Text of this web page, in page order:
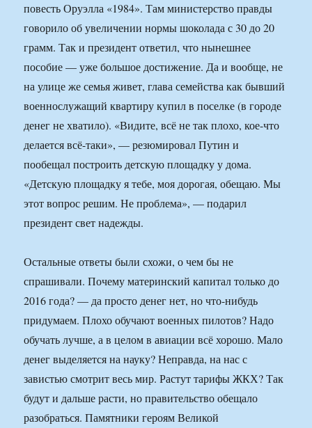
повесть Оруэлла «1984». Там министерство правды
говорило об увеличении нормы шоколада с 30 до 20
грамм. Так и президент ответил, что нынешнее
пособие — уже большое достижение. Да и вообще, не
на улице же семья живет, глава семейства как бывший
военнослужащий квартиру купил в поселке (в городе
денег не хватило). «Видите, всё не так плохо, кое-что
делается всё-таки», — резюмировал Путин и
пообещал построить детскую площадку у дома.
«Детскую площадку я тебе, моя дорогая, обещаю. Мы
этот вопрос решим. Не проблема», — подарил
президент свет надежды.
Остальные ответы были схожи, о чем бы не
спрашивали. Почему материнский капитал только до
2016 года? — да просто денег нет, но что-нибудь
придумаем. Плохо обучают военных пилотов? Надо
обучать лучше, а в целом в авиации всё хорошо. Мало
денег выделяется на науку? Неправда, на нас с
завистью смотрит весь мир. Растут тарифы ЖКХ? Так
будут и дальше расти, но правительство обещало
разобраться. Памятники героям Великой